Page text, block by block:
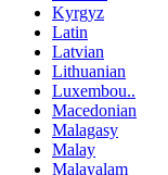
Kyrgyz
Latin
Latvian
Lithuanian
Luxembou..
Macedonian
Malagasy
Malay
Malayalam